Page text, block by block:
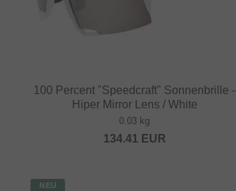
100 Percent "Speedcraft" Sonnenbrille -
Hiper Mirror Lens / White
0.03 kg
134.41 EUR
NEU